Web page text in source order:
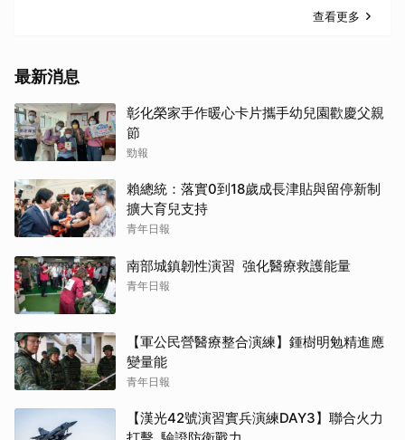
查看更多
最新消息
彰化榮家手作暖心卡片攜手幼兒園歡慶父親
節
勁報
賴總統：落實0到18歲成長津貼與留停新制
擴大育兒支持
青年日報
南部城鎮韌性演習 強化醫療救護能量
青年日報
【軍公民營醫療整合演練】鍾樹明勉精進應
變量能
青年日報
【漢光42號演習實兵演練DAY3】聯合火力